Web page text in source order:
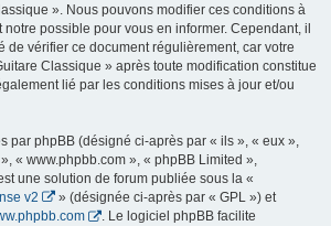
». Nous pouvons modifier ces conditions à
notre possible pour vous en informer. Cependant, il
de vérifier ce document régulièrement, car votre
Classique » après toute modification constitue
lié par les conditions mises à jour et/ou
par phpBB (désigné ci-après par « ils », « eux »,
« www.phpbb.com », « phpBB Limited »,
une solution de forum publiée sous la «
v2
» (désignée ci-après par « GPL ») et
. Le logiciel phpBB facilite